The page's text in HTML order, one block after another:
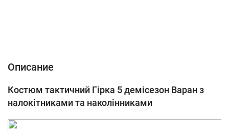
Описание
Костюм тактичний Гірка 5 демісезон Варан з
налокітниками та наколінниками